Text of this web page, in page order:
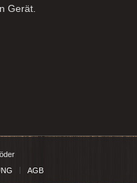
Gerät.
AGB